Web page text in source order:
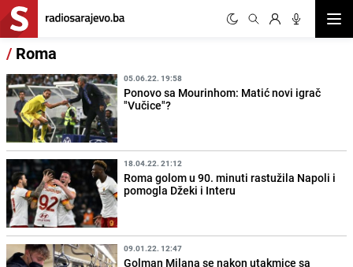
/ Roma
05.06.22. 19:58
Ponovo sa Mourinhom: Matić novi igrač
"Vučice"?
18.04.22. 21:12
Roma golom u 90. minuti rastužila Napoli i
pomogla Džeki i Interu
09.01.22. 12:47
Golman Milana se nakon utakmice sa